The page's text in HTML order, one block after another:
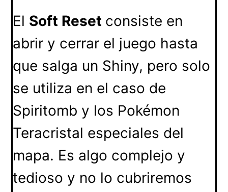
El Soft Reset consiste en
abrir y cerrar el juego hasta
que salga un Shiny, pero solo
se utiliza en el caso de
Spiritomb y los Pokémon
Teracristal especiales del
mapa. Es algo complejo y
tedioso y no lo cubriremos